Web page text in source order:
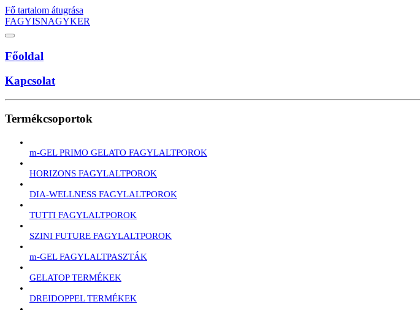
Fő tartalom átugrása
FAGYISNAGYKER
Főoldal
Kapcsolat
Termékcsoportok
m-GEL PRIMO GELATO FAGYLALTPOROK
HORIZONS FAGYLALTPOROK
DIA-WELLNESS FAGYLALTPOROK
TUTTI FAGYLALTPOROK
SZINI FUTURE FAGYLALTPOROK
m-GEL FAGYLALTPASZTÁK
GELATOP TERMÉKEK
DREIDOPPEL TERMÉKEK